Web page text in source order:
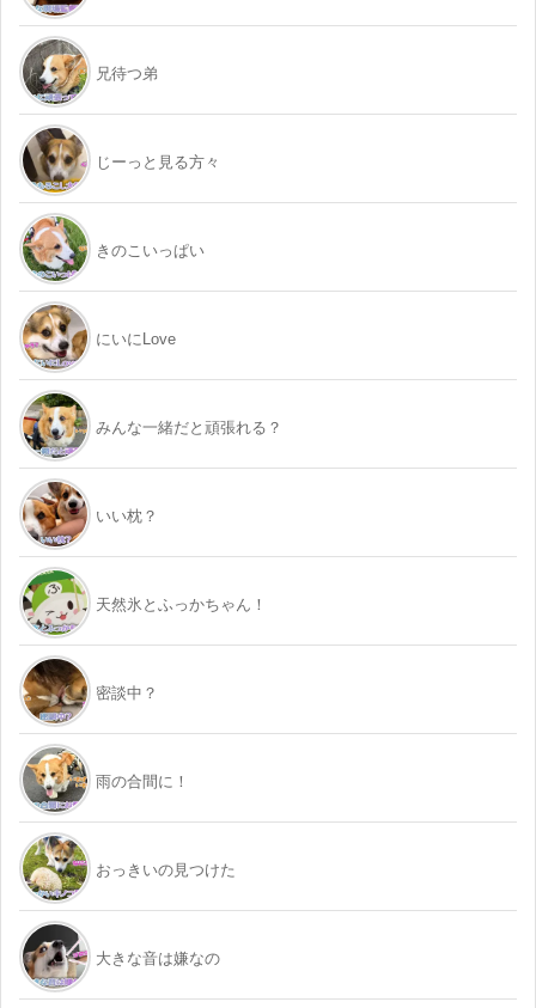
兄待つ弟
じーっと見る方々
きのこいっぱい
にいにLove
みんな一緒だと頑張れる？
いい枕？
天然氷とふっかちゃん！
密談中？
雨の合間に！
おっきいの見つけた
大きな音は嫌なの